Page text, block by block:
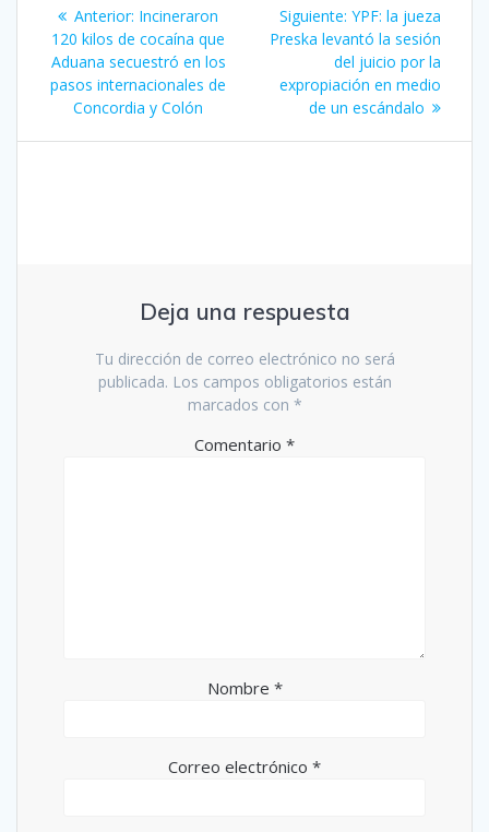
de
entradas
Anterior: Entrada
anterior:
Incineraron
120 kilos de cocaína que
Aduana secuestró en los
pasos internacionales de
Concordia y Colón
Siguiente: Siguiente
entrada:
YPF: la jueza
Preska levantó la sesión
del juicio por la
expropiación en medio
de un escándalo
Deja una respuesta
Tu dirección de correo electrónico no será
publicada. Los campos obligatorios están
marcados con *
Comentario *
Nombre *
Correo electrónico *